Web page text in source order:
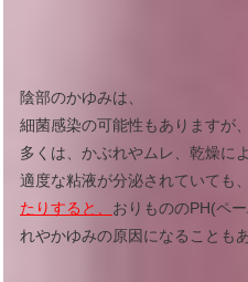
陰部のかゆみは、
細菌感染の可能性もありますが、
多くは、かぶれやムレ、乾燥に
適度な粘液が分泌されていても、
たりすると、 おりもののPH(ペ
れやかゆみの原因になることも